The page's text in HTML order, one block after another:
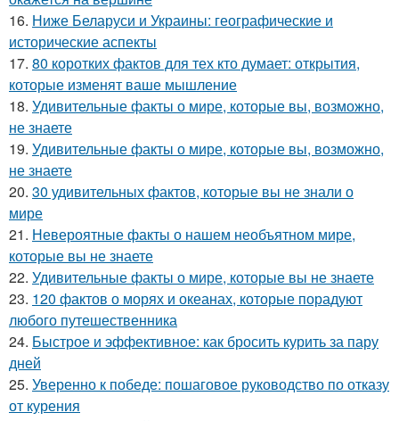
16. Ниже Беларуси и Украины: географические и
исторические аспекты
17. 80 коротких фактов для тех кто думает: открытия,
которые изменят ваше мышление
18. Удивительные факты о мире, которые вы, возможно,
не знаете
19. Удивительные факты о мире, которые вы, возможно,
не знаете
20. 30 удивительных фактов, которые вы не знали о
мире
21. Невероятные факты о нашем необъятном мире,
которые вы не знаете
22. Удивительные факты о мире, которые вы не знаете
23. 120 фактов о морях и океанах, которые порадуют
любого путешественника
24. Быстрое и эффективное: как бросить курить за пару
дней
25. Уверенно к победе: пошаговое руководство по отказу
от курения